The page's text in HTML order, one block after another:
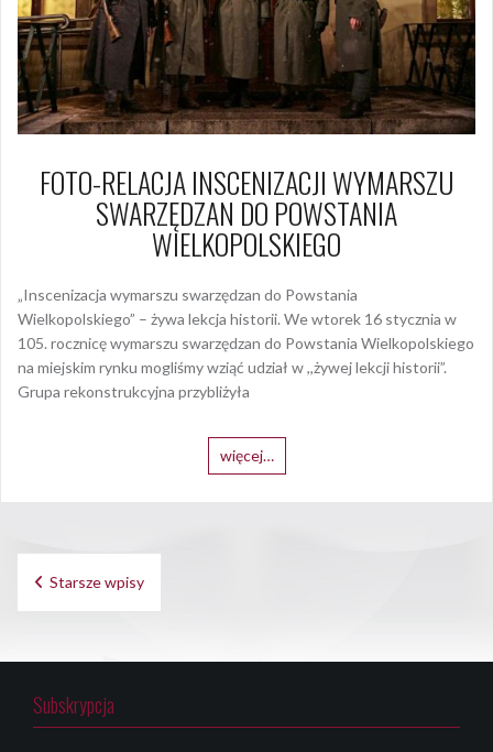
FOTO-RELACJA INSCENIZACJI WYMARSZU
SWARZĘDZAN DO POWSTANIA
WIELKOPOLSKIEGO
„Inscenizacja wymarszu swarzędzan do Powstania
Wielkopolskiego” – żywa lekcja historii. We wtorek 16 stycznia w
105. rocznicę wymarszu swarzędzan do Powstania Wielkopolskiego
na miejskim rynku mogliśmy wziąć udział w ,,żywej lekcji historii”.
Grupa rekonstrukcyjna przybliżyła
więcej…
Nawigacja
Starsze wpisy
Subskrypcja